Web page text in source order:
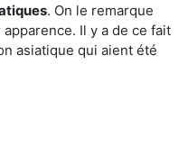
. On le remarque
Il y a de ce fait
asiatique qui aient été